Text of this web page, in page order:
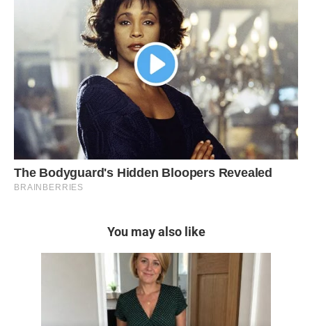
You may also like